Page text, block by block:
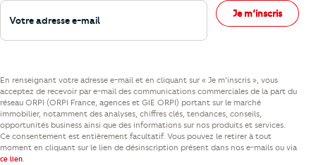
Votre adresse e-mail
Je m’inscris
En renseignant votre adresse e-mail et en cliquant sur « Je m’inscris », vous
acceptez de recevoir par e-mail des communications commerciales de la part du
réseau ORPI (ORPI France, agences et GIE ORPI) portant sur le marché
immobilier, notamment des analyses, chiffres clés, tendances, conseils,
opportunités business ainsi que des informations sur nos produits et services.
Ce consentement est entièrement facultatif. Vous pouvez le retirer à tout
moment en cliquant sur le lien de désinscription présent dans nos e-mails ou via
ce lien.